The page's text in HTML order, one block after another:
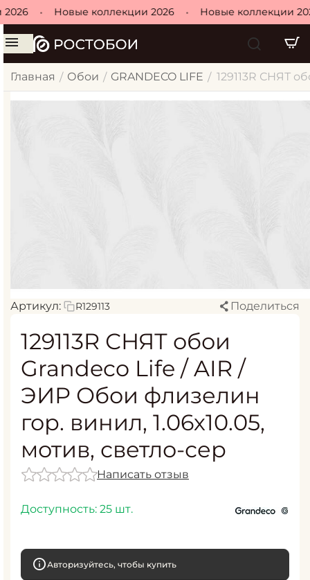
Новые коллекции 2026 Новые коллекции
Главная / Обои / GRANDECO LIFE / 129113R СНЯТ
Артикул: R129113 Поделиться
129113R СНЯТ обои
Grandeco Life / AIR /
ЭИР Обои флизелин
гор. винил, 1.06х10.05,
мотив, светло-сер
Написать отзыв
Доступность: 25 шт.
Авторизуйтесь, чтобы купить